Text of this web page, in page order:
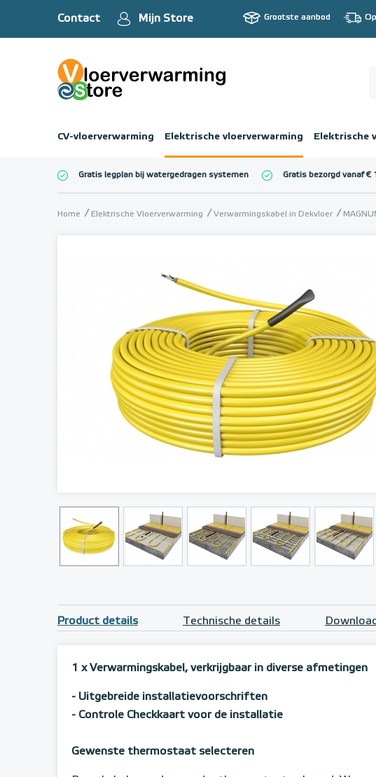
Contact Mijn Store Grootste aanbod
CV-vloerverwarming Elektrische vloerverwarming Elektrische
Gratis legplan bij watergedragen systemen Gratis bezorgd vanaf €
Home Elektrische Vloerverwarming Verwarmingskabel in Dekvloer
Product details Technische details
1 x Verwarmingskabel, verkrijgbaar in diverse afmetingen
- Uitgebreide installatievoorschriften
- Controle Checkkaart voor de installatie
Gewenste thermostaat selecteren